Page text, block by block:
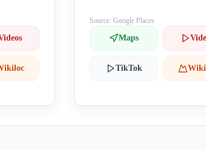
Source: Google Places
Maps
TikTok